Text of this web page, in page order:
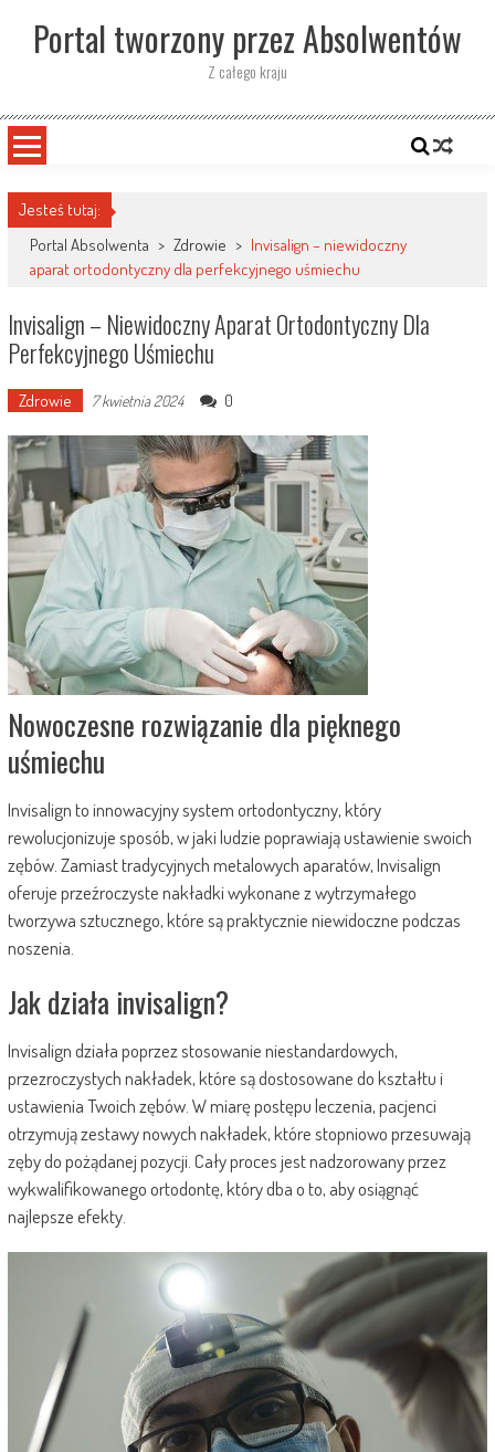
contentPortal tworzony przez Absolwentów
Z całego kraju
Jesteś tutaj:
Portal Absolwenta > Zdrowie > Invisalign – niewidoczny
aparat ortodontyczny dla perfekcyjnego uśmiechu
Invisalign – Niewidoczny Aparat Ortodontyczny Dla
Perfekcyjnego Uśmiechu
Zdrowie 7 kwietnia 2024 0
Nowoczesne rozwiązanie dla pięknego
uśmiechu
Invisalign to innowacyjny system ortodontyczny, który
rewolucjonizuje sposób, w jaki ludzie poprawiają ustawienie swoich
zębów. Zamiast tradycyjnych metalowych aparatów, Invisalign
oferuje przeźroczyste nakładki wykonane z wytrzymałego
tworzywa sztucznego, które są praktycznie niewidoczne podczas
noszenia.
Jak działa invisalign?
Invisalign działa poprzez stosowanie niestandardowych,
przezroczystych nakładek, które są dostosowane do kształtu i
ustawienia Twoich zębów. W miarę postępu leczenia, pacjenci
otrzymują zestawy nowych nakładek, które stopniowo przesuwają
zęby do pożądanej pozycji. Cały proces jest nadzorowany przez
wykwalifikowanego ortodontę, który dba o to, aby osiągnąć
najlepsze efekty.